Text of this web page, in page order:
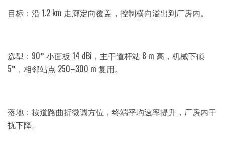
目标：沿 1.2 km 走廊定向覆盖，控制横向溢出到厂房内。
选型：90° 小面板 14 dBi，主干道杆站 8 m 高，机械下倾
5°，相邻站点 250–300 m 复用。
落地：按道路曲折微调方位，终端平均速率提升，厂房内干
扰下降。